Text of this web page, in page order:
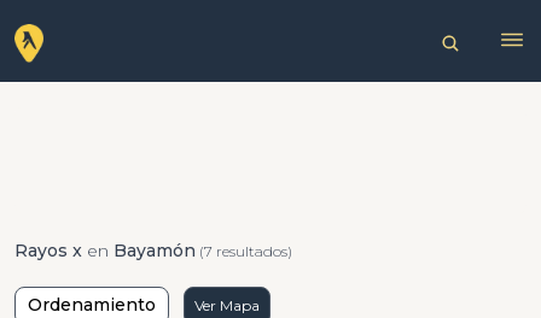
Rayos x en Bayamón (7 resultados)
Ordenamiento Ver Mapa